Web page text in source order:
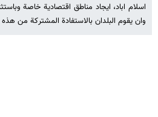
اسلام اباد، ایجاد مناطق اقتصادیة خاصة
وان یقوم البلدان بالاستفادة المشترکة من